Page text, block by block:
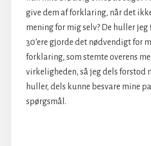
give dem af forklaring, når det
mening for mig selv? De huller
30’ere gjorde det nødvendigt for
forklaring, som stemte overens
virkeligheden, så jeg dels forstod
huller, dels kunne besvare mine
spørgsmål.